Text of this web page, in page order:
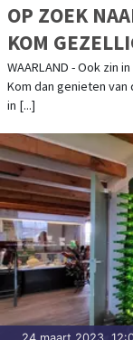
OP ZOEK
KOM
TUSSEN DE
WAARLAND - Ook zin
Kom dan genieten
in [...]